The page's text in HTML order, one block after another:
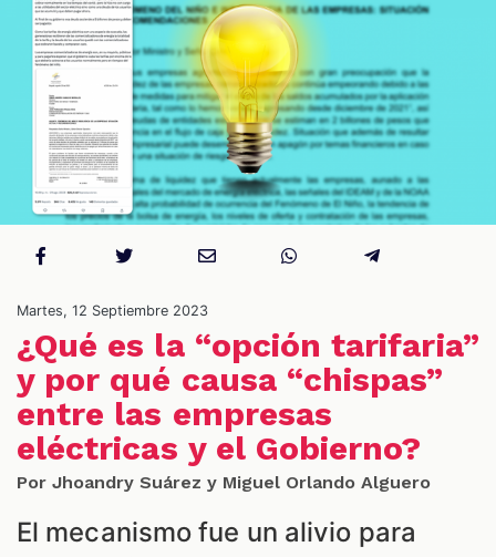
Martes, 12 Septiembre 2023
¿Qué es la “opción tarifaria”
y por qué causa “chispas”
entre las empresas
eléctricas y el Gobierno?
Por Jhoandry Suárez y Miguel Orlando Alguero
El mecanismo fue un alivio para